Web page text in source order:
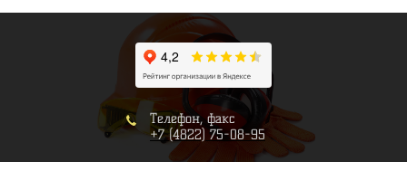
Телефон, факс
+7 (4822) 75-08-95